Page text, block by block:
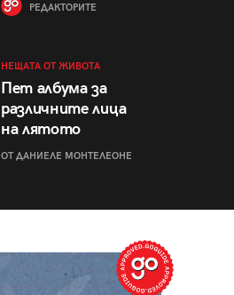
РЕДАКТОРИТЕ
НЕЩАТА ОТ ЖИВОТА
Пет албума за
различните лица
на лятото
ОТ ДАНИЕЛЕ МОНТЕЛЕОНЕ